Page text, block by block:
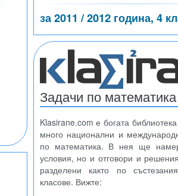
за 2011 / 2012 година, 4
Задачи по математика
Klasirane.com е богата
много национални и
по математика. В нея ще
условия, но и отговори и
разделени както по
класове. Вижте: